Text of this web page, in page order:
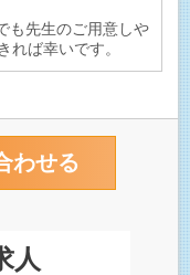
も先生のご用意しや
れば幸いです。
人